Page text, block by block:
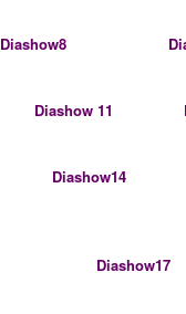
Diashow8
Diashow 11
Diashow14
Diashow17